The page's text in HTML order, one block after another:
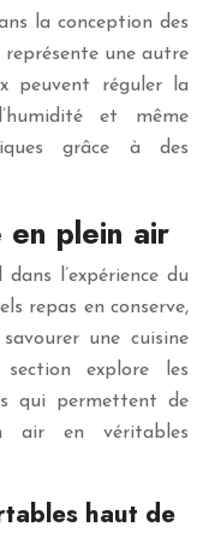
la conception des
une autre
peuvent réguler la
et même
grâce à des
en plein air
l’expérience du
repas en conserve,
une cuisine
explore les
qui permettent de
air en véritables
haut de